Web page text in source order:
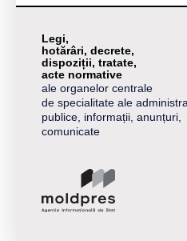
Legi,
hotărâri, decrete,
dispoziții, tratate,
acte normative
ale organelor centrale
de specialitate ale
publice, informații, anunțuri,
comunicate